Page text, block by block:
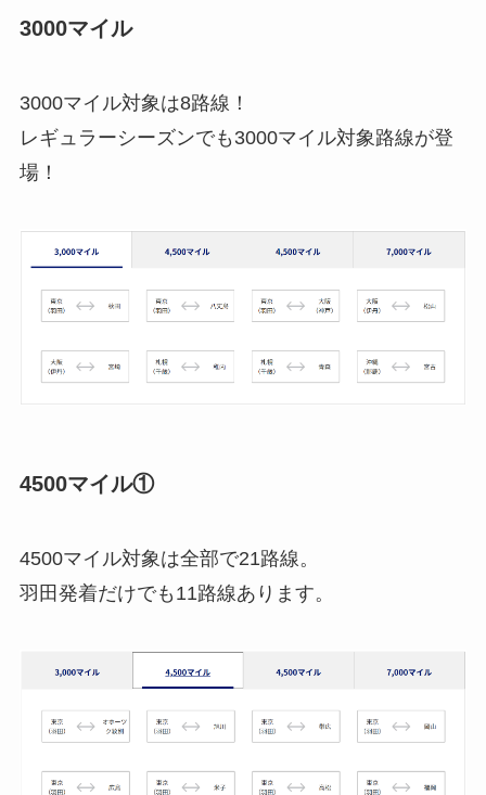
3000マイル
3000マイル対象は8路線！
レギュラーシーズンでも3000マイル対象路線が登
場！
4500マイル①
4500マイル対象は全部で21路線。
羽田発着だけでも11路線あります。